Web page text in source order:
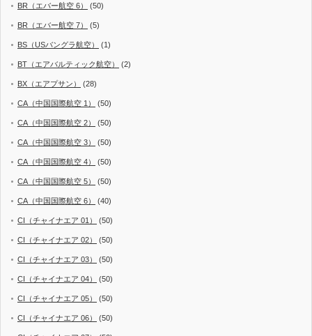
BR（エバー航空 6） (50)
BR（エバー航空 7） (5)
BS（USバングラ航空） (1)
BT（エアバルティック航空） (2)
BX（エアプサン） (28)
CA（中国国際航空 1） (50)
CA（中国国際航空 2） (50)
CA（中国国際航空 3） (50)
CA（中国国際航空 4） (50)
CA（中国国際航空 5） (50)
CA（中国国際航空 6） (40)
CI（チャイナエア 01） (50)
CI（チャイナエア 02） (50)
CI（チャイナエア 03） (50)
CI（チャイナエア 04） (50)
CI（チャイナエア 05） (50)
CI（チャイナエア 06） (50)